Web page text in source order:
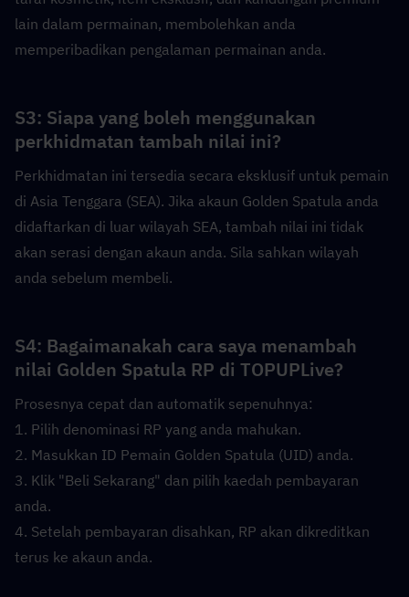
lain dalam permainan, membolehkan anda
memperibadikan pengalaman permainan anda.
S3: Siapa yang boleh menggunakan
perkhidmatan tambah nilai ini?
Perkhidmatan ini tersedia secara eksklusif untuk pemain
di Asia Tenggara (SEA). Jika akaun Golden Spatula anda
didaftarkan di luar wilayah SEA, tambah nilai ini tidak
akan serasi dengan akaun anda. Sila sahkan wilayah
anda sebelum membeli.
S4: Bagaimanakah cara saya menambah
nilai Golden Spatula RP di TOPUPLive?
Prosesnya cepat dan automatik sepenuhnya:
1. Pilih denominasi RP yang anda mahukan.
2. Masukkan ID Pemain Golden Spatula (UID) anda.
3. Klik "Beli Sekarang" dan pilih kaedah pembayaran
anda.
4. Setelah pembayaran disahkan, RP akan dikreditkan
terus ke akaun anda.